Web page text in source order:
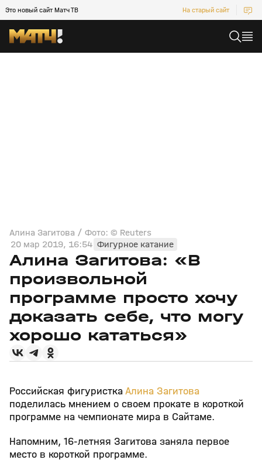
Это новый сайт Матч ТВ На старый сайт
Алина Загитова / Фото: © Reuters
20 мар 2019, 16:54 Фигурное катание
Алина Загитова: «В
произвольной
программе просто хочу
доказать себе, что могу
хорошо кататься»
Российская фигуристкаАлина Загитова
поделилась мнением о своем прокате в короткой
программе на чемпионате мира в Сайтаме.
Напомним, 16-летняя Загитова заняла первое
место в короткой программе.